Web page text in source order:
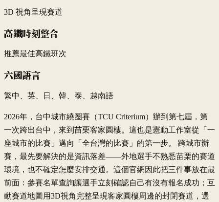
3D 視角呈現賽道
高鐵時刻整合
推薦最佳高鐵班次
六國語言
繁中、英、日、韓、泰、越南語
2026年，台中城市繞圈賽（TCU Criterium）辦到第七屆，第
一次跨出台中，來到苗栗客家圓樓。這也是憲動工作室從「一
座城市的比賽」邁向「全台灣的比賽」的第一步。 跨城市辦
賽，最先要解決的是資訊落差——外地選手不熟悉苗栗的賽道
環境，也不確定怎麼安排交通。這個官網因此把三件事放在最
前面：參賽名單查詢讓選手立刻確認自己有沒有報名成功；互
動賽道地圖用3D視角完整呈現客家圓樓周邊的封閉賽道，選